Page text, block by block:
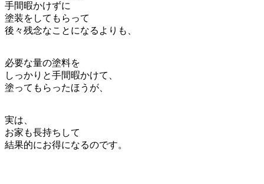
手間暇かけずに
塗装をしてもらって
後々残念なことになるよりも、
必要な量の塗料を
しっかりと手間暇かけて、
塗ってもらったほうが、
実は、
お家も長持ちして
結果的にお得になるのです。